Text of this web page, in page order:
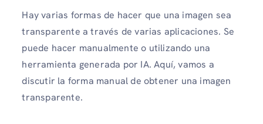
Hay varias formas de hacer que una imagen sea
transparente a través de varias aplicaciones. Se
puede hacer manualmente o utilizando una
herramienta generada por IA. Aquí, vamos a
discutir la forma manual de obtener una imagen
transparente.